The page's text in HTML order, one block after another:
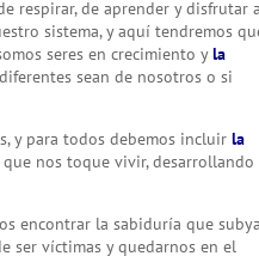
respirar, de aprender y disfrutar a
sistema, y aquí tendremos
seres en crecimiento yla
sean de nosotros o si
y para todos debemos incluir la
nos toque vivir, desarrollando
encontrar la sabiduría que
ser víctimas y quedarnos en el